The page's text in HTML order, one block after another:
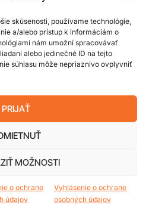
skúsenosti, používame technológie,
a/alebo prístup k informáciám o
nám umožní spracovávať
alebo jedinečné ID na tejto
súhlasu môže nepriaznivo ovplyvniť
PRIJAŤ
MOŽNOSTI
o ochrane
údajov
Vyhlásenie o ochrane
osobných údajov